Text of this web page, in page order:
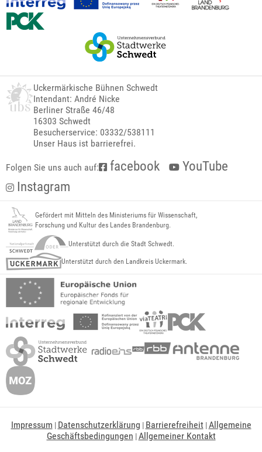
Uckermärkische Bühnen Schwedt
Intendant: André Nicke
Berliner Straße 46/48
16303 Schwedt
Besucherservice: 03332/538111
Unser Haus ist barrierefrei.
Folgen Sie uns auch auf: facebook
YouTube
Instagram
Gefördert mit Mitteln des Ministeriums für Wissenschaft,
Forschung und Kultur des Landes Brandenburg.
Unterstützt durch die Stadt Schwedt.
Unterstützt durch den Landkreis Uckermark.
Impressum | Datenschutzerklärung | Barrierefreiheit|Allgemeine
Geschäftsbedingungen |Allgemeiner Kontakt